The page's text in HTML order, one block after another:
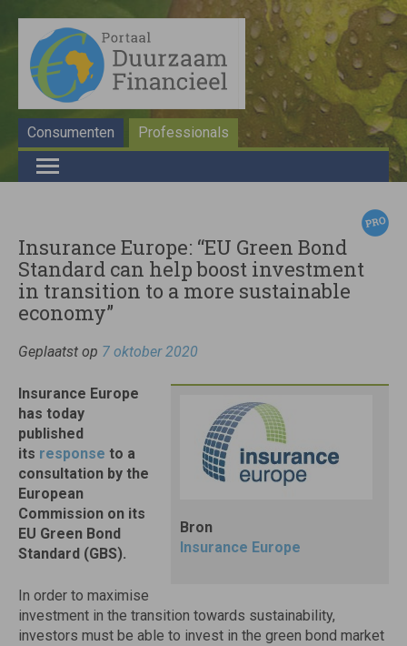
Consumenten Professionals
Insurance Europe: “EU Green Bond
Standard can help boost investment
in transition to a more sustainable
economy”
Geplaatst op 7 oktober 2020
Bron
Insurance Europe
Insurance Europe
has today
published
its response to a
consultation by the
European
Commission on its
EU Green Bond
Standard (GBS).
In order to maximise
investment in the transition towards sustainability,
investors must be able to invest in the green bond market